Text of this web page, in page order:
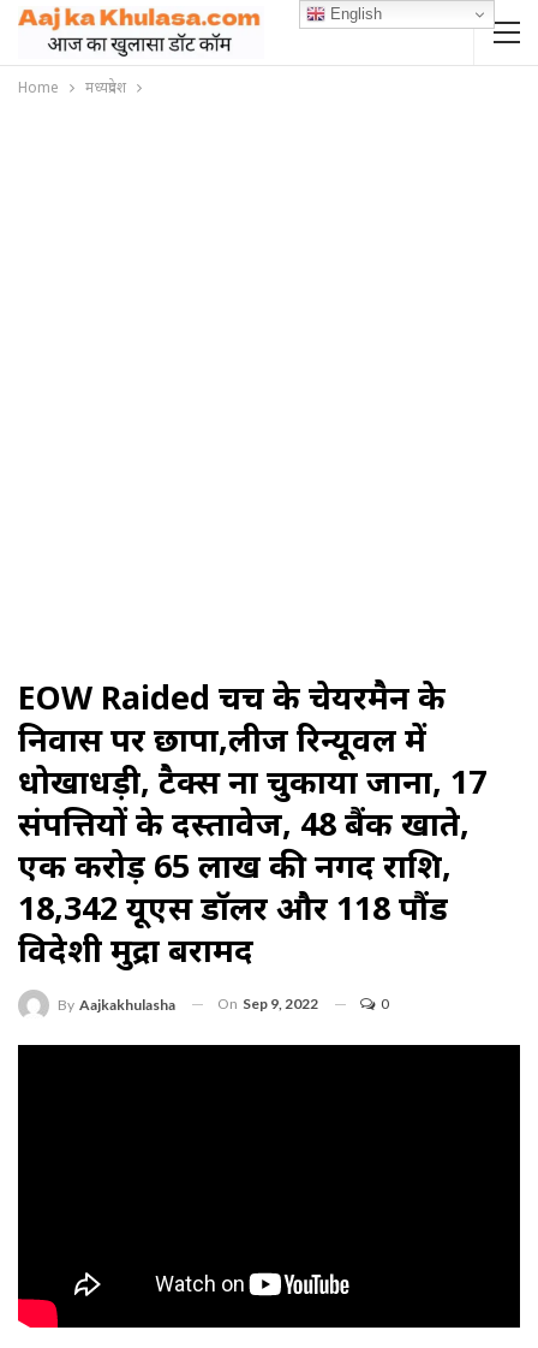
Home मध्यप्रदेश
EOW Raided चर्च के चेयरमैन के
निवास पर छापा,लीज रिन्यूवल में
धोखाधड़ी, टैक्स ना चुकाया जाना, 17
संपत्तियों के दस्तावेज, 48 बैंक खाते,
एक करोड़ 65 लाख की नगद राशि,
18,342 यूएस डॉलर और 118 पौंड
विदेशी मुद्रा बरामद
By Aajkakhulasha On Sep 9, 2022 0
English